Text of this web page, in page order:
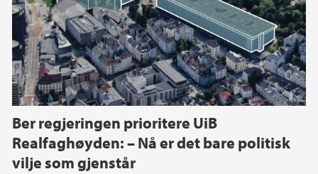
Ber regjeringen prioritere UiB
Realfaghøyden: – Nå er det bare politisk
vilje som gjenstår